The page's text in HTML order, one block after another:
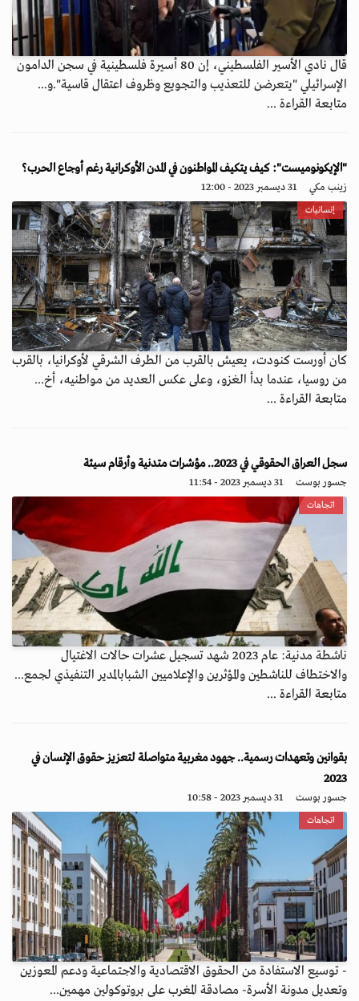
قال نادي الأسير الفلسطيني، إن 80 أسيرة فلسطينية في سجن الدامون
الإسرائيلي "يتعرضن للتعذيب والتجويع وظروف اعتقال قاسية".و...
متابعة القراءة ...
"الإيكونوميست": كيف يتكيف المواطنون في المدن الأوكرانية رغم أوجاع الحرب؟
زينب مكي 31 ديسمبر 2023 - 12:00
إنسانيات
كان أورست كنودت، يعيش بالقرب من الطرف الشرقي لأوكرانيا، بالقرب
من روسيا، عندما بدأ الغزو، وعلى عكس العديد من مواطنيه، أخ...
متابعة القراءة ...
سجل العراق الحقوقي في 2023.. مؤشرات متدنية وأرقام سيئة
جسور بوست 31 ديسمبر 2023 - 11:54
اتجاهات
ناشطة مدنية: عام 2023 شهد تسجيل عشرات حالات الاغتيال
والاختطاف للناشطين والمؤثرين والإعلاميين الشبابالمدير التنفيذي لجمع...
متابعة القراءة ...
بقوانين وتعهدات رسمية.. جهود مغربية متواصلة لتعزيز حقوق الإنسان في
2023
جسور بوست 31 ديسمبر 2023 - 10:58
اتجاهات
- توسيع الاستفادة من الحقوق الاقتصادية والاجتماعية ودعم المعوزين
وتعديل مدونة الأسرة- مصادقة المغرب على بروتوكولين مهمين...